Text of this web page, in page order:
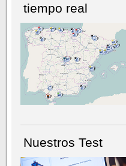
NÚMERO ACTUALHEMEROTECA
tiempo real
Nuestros Test